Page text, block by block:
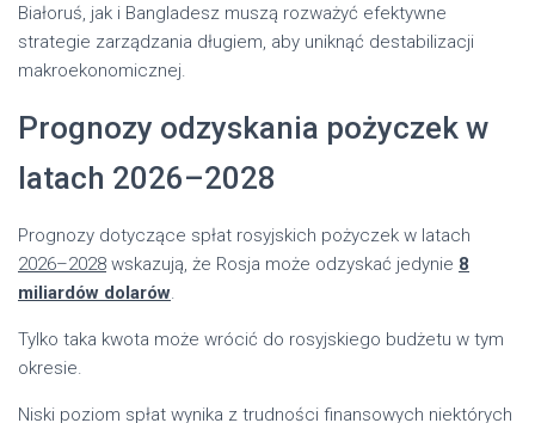
Białoruś, jak i Bangladesz muszą rozważyć efektywne
strategie zarządzania długiem, aby uniknąć destabilizacji
makroekonomicznej.
Prognozy odzyskania pożyczek w
latach 2026–2028
Prognozy dotyczące spłat rosyjskich pożyczek w latach
2026–2028 wskazują, że Rosja może odzyskać jedynie 8
miliardów dolarów.
Tylko taka kwota może wrócić do rosyjskiego budżetu w tym
okresie.
Niski poziom spłat wynika z trudności finansowych niektórych